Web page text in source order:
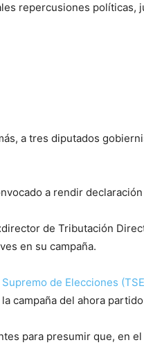
repercusiones políticas,
a tres diputados
a rendir
de Tributación
en su campaña.
de Elecciones
campaña del ahora
para presumir que, en